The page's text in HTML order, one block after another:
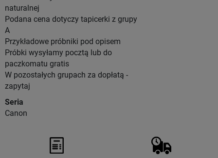
naturalnej
Podana cena dotyczy tapicerki z grupy
A
Przykładowe próbniki pod opisem
Próbki wysyłamy pocztą lub do
paczkomatu gratis
W pozostałych grupach za dopłatą -
zapytaj
Seria
Canon